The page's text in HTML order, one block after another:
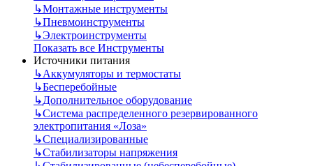
↳Монтажные инструменты
↳Пневмоинструменты
↳Электроинструменты
Показать все Инструменты
Источники питания
↳Аккумуляторы и термостаты
↳Бесперебойные
↳Дополнительное оборудование
↳Система распределенного резервированного
электропитания «Лоза»
↳Специализированные
↳Стабилизаторы напряжения